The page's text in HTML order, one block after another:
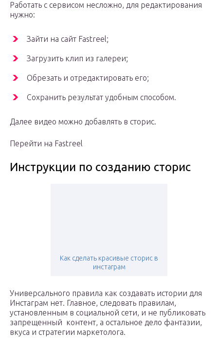
Работать с сервисом несложно, для редактирования
нужно:
Зайти на сайт Fastreel;
Загрузить клип из галереи;
Обрезать и отредактировать его;
Сохранить результат удобным способом.
Далее видео можно добавлять в сторис.
Перейти на Fastreel
Инструкции по созданию сторис
Как сделать красивые сторис в
инстаграм
Универсального правила как создавать истории для
Инстаграм нет. Главное, следовать правилам,
установленным в социальной сети, и не публиковать
запрещенный контент, а остальное дело фантазии,
вкуса и стратегии маркетолога.